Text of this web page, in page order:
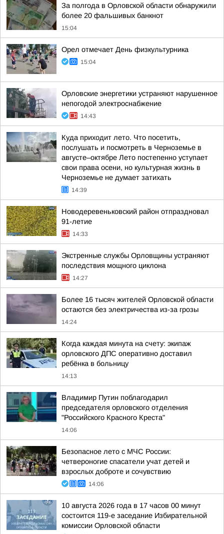
За полгода в Орловской области обнаружили
более 20 фальшивых банкнот
15:04
Орел отмечает День физкультурника
15:04
Орловские энергетики устраняют нарушенное
непогодой электроснабжение
14:43
Куда приходит лето. Что посетить,
послушать и посмотреть в Черноземье в
августе–октябре Лето постепенно уступает
свои права осени, но культурная жизнь в
Черноземье не думает затихать
14:39
Новодеревеньковский район отпраздновал
91-летие
14:33
Экстренные службы Орловщины устраняют
последствия мощного циклона
14:27
Более 16 тысяч жителей Орловской области
остаются без электричества из-за грозы
14:24
Когда каждая минута на счету: экипаж
орловского ДПС оперативно доставил
ребёнка в больницу
14:13
Владимир Путин поблагодарил
председателя орловского отделения
"Российского Красного Креста"
14:06
Безопасное лето с МЧС России:
четвероногие спасатели учат детей и
взрослых доброте и сочувствию
14:06
10 августа 2026 года в 17 часов 00 минут
состоится 119-е заседание Избирательной
комиссии Орловской области